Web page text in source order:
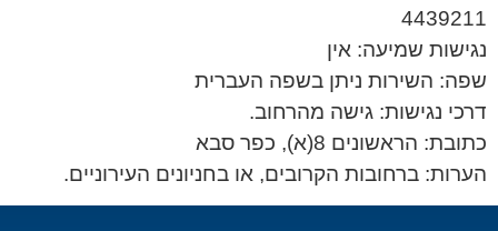
4439211
נגישות שמיעה: אין
שפה: השירות ניתן בשפה העברית
דרכי נגישות: גישה מהרחוב.
כתובת: הראשונים 8(א), כפר סבא
הערות: ברחובות הקרובים, או בחניונים העירוניים.